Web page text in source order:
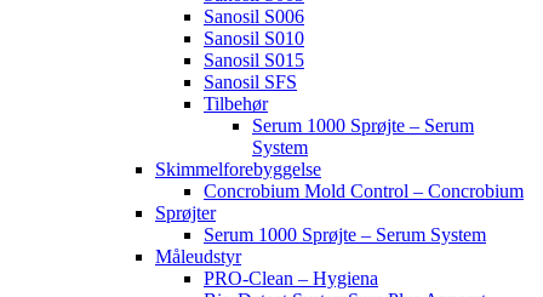
Sanosil S006
Sanosil S010
Sanosil S015
Sanosil SFS
Tilbehør
Serum 1000 Sprøjte – Serum
System
Skimmelforebyggelse
Concrobium Mold Control – Concrobium
Sprøjter
Serum 1000 Sprøjte – Serum System
Måleudstyr
PRO-Clean – Hygiena